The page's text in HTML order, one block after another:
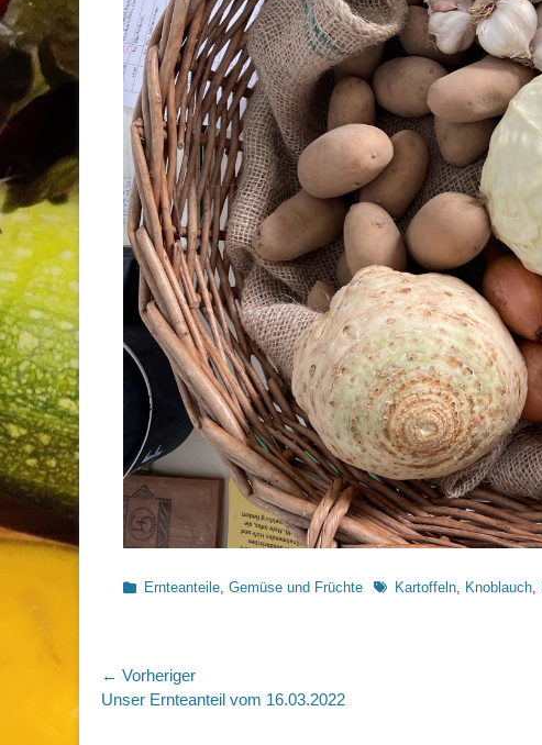
Kategorien
Ernteanteile, Gemüse und Früchte Schlagworte
Kartoffeln, Knoblauch,
Beitragsnavigation
← Vorheriger
Vorheriger
Unser Ernteanteil vom 16.03.2022